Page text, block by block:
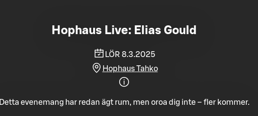
Hophaus Live: Elias Gould
LÖR 8.3.2025
Hophaus Tahko
Detta evenemang har redan ägt rum, men oroa dig inte – fler kommer.